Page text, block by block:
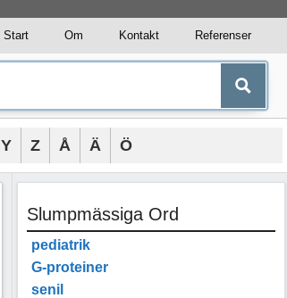
Start Om Kontakt Referenser
Y Z Å Ä Ö
Slumpmässiga Ord
pediatrik
G-proteiner
senil